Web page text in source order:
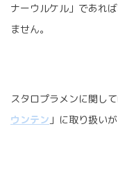
ナーウルケル」であれ
ません。
スタロプラメンに関し
ウンテン 」に取り扱い